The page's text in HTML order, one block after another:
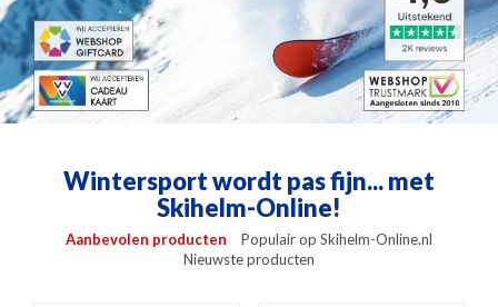
Wintersport wordt pas fijn... met
Skihelm-Online!
Aanbevolen producten
Populair op Skihelm-Online.nl
Nieuwste producten